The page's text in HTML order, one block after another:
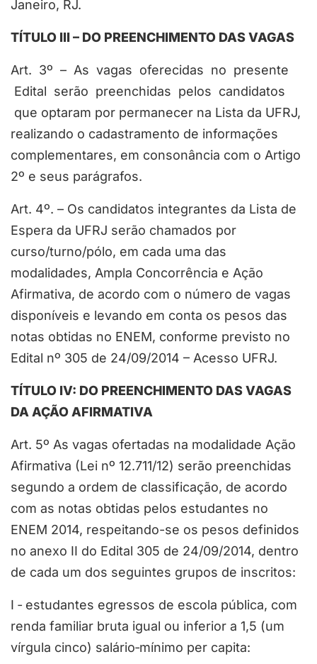
Janeiro, RJ.
TÍTULO III – DO PREENCHIMENTO DAS VAGAS
Art. 3º – As vagas oferecidas no presente
Edital serão preenchidas pelos candidatos
que optaram por permanecer na Lista da UFRJ,
realizando o cadastramento de informações
complementares, em consonância com o Artigo
2º e seus parágrafos.
Art. 4º. – Os candidatos integrantes da Lista de
Espera da UFRJ serão chamados por
curso/turno/pólo, em cada uma das
modalidades, Ampla Concorrência e Ação
Afirmativa, de acordo com o número de vagas
disponíveis e levando em conta os pesos das
notas obtidas no ENEM, conforme previsto no
Edital nº 305 de 24/09/2014 – Acesso UFRJ.
TÍTULO IV: DO PREENCHIMENTO DAS VAGAS
DA AÇÃO AFIRMATIVA
Art. 5º As vagas ofertadas na modalidade Ação
Afirmativa (Lei nº 12.711/12) serão preenchidas
segundo a ordem de classificação, de acordo
com as notas obtidas pelos estudantes no
ENEM 2014, respeitando-se os pesos definidos
no anexo II do Edital 305 de 24/09/2014, dentro
de cada um dos seguintes grupos de inscritos:
I ‐ estudantes egressos de escola pública, com
renda familiar bruta igual ou inferior a 1,5 (um
vírgula cinco) salário‐mínimo per capita: